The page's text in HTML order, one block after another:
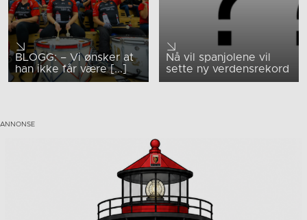
BLOGG: – Vi ønsker at
han ikke får være [...]
Nå vil spanjolene vil
sette ny verdensrekord